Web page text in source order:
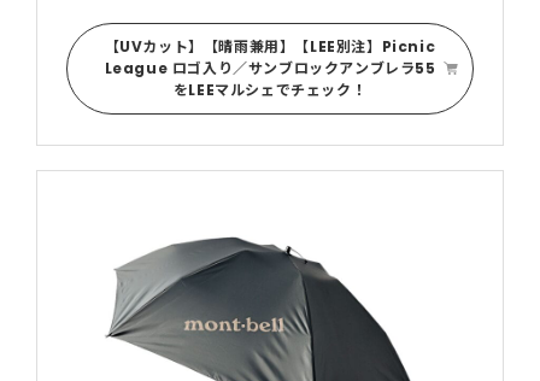
【UVカット】【晴雨兼用】【LEE別注】Picnic
League ロゴ入り／サンブロックアンブレラ55
をLEEマルシェでチェック！